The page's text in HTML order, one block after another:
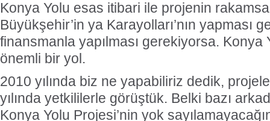
Konya Yolu esas itibari ile projenin
Büyükşehir’in ya Karayolları’nın yapması
finansmanla yapılması gerekiyorsa.
önemli bir yol.
2010 yılında biz ne yapabiliriz dedik,
yılında yetkililerle görüştük. Belki bazı
Konya Yolu Projesi’nin yok